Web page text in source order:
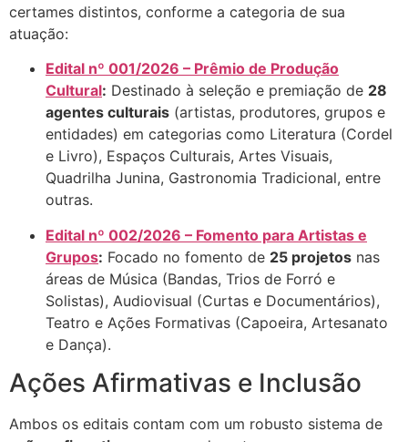
certames distintos, conforme a categoria de sua
atuação:
Edital nº 001/2026 – Prêmio de Produção
Cultural: Destinado à seleção e premiação de 28
agentes culturais (artistas, produtores, grupos e
entidades) em categorias como Literatura (Cordel
e Livro), Espaços Culturais, Artes Visuais,
Quadrilha Junina, Gastronomia Tradicional, entre
outras.
Edital nº 002/2026 – Fomento para Artistas e
Grupos: Focado no fomento de 25 projetos nas
áreas de Música (Bandas, Trios de Forró e
Solistas), Audiovisual (Curtas e Documentários),
Teatro e Ações Formativas (Capoeira, Artesanato
e Dança).
Ações Afirmativas e Inclusão
Ambos os editais contam com um robusto sistema de